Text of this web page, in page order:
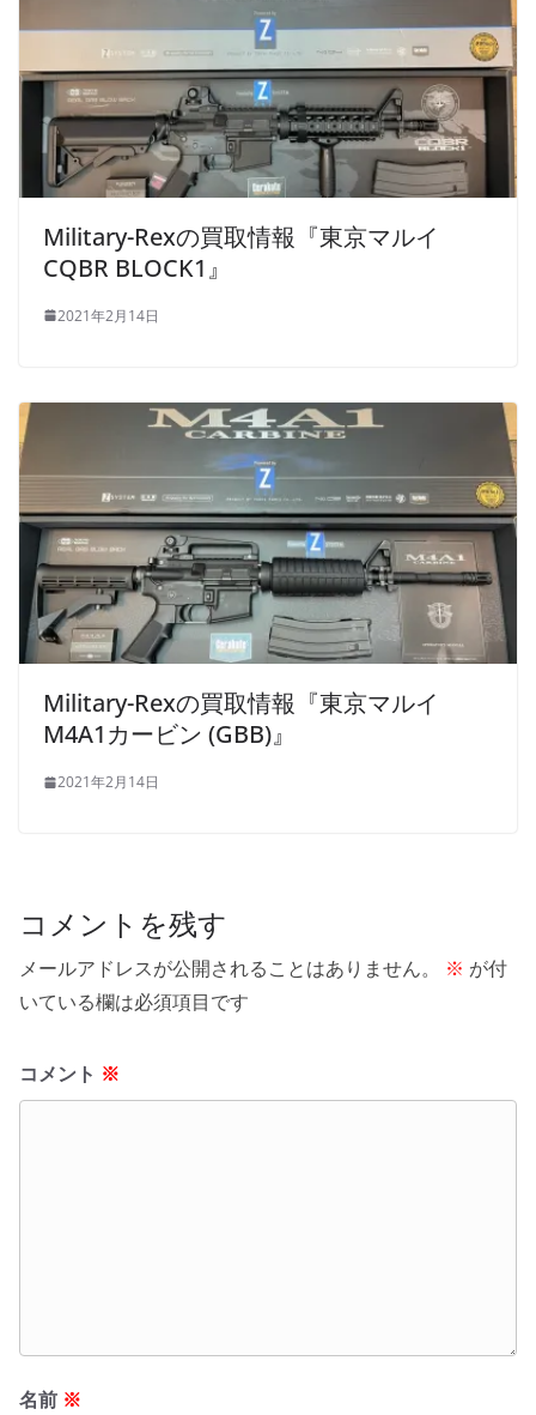
Military-Rexの買取情報『東京マルイ
CQBR BLOCK1』
2021年2月14日
Military-Rexの買取情報『東京マルイ
M4A1カービン (GBB)』
2021年2月14日
コメントを残す
メールアドレスが公開されることはありません。 ※ が付
いている欄は必須項目です
コメント ※
名前 ※